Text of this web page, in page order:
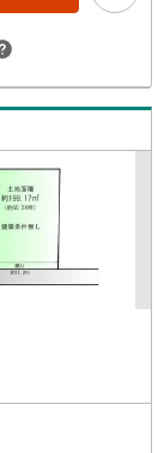
各種税金につい
皆様で、ぜひお
休日:火・水曜
可能ですので、